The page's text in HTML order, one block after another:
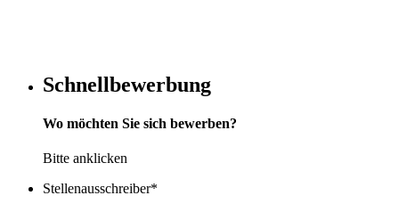
Schnellbewerbung
Wo möchten Sie sich bewerben?
Bitte anklicken
Stellenausschreiber*